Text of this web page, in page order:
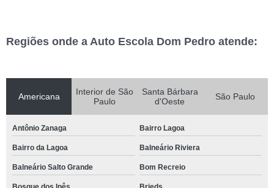
Regiões onde a Auto Escola Dom Pedro atende:
Americana
Interior de São
Paulo
Santa Bárbara
d'Oeste
São Paulo
Antônio Zanaga Bairro Lagoa
Bairro da Lagoa Balneário Riviera
Balneário Salto Grande Bom Recreio